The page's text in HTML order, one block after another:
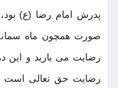
پدرش امام رضا (ع)
صورت همچون ماه
رضايت مى باريد و اين
رضايت حق تعالى است